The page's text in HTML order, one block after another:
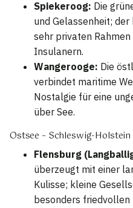
Spiekeroog: Die
und Gelassenheit;
sehr privaten
Insulanern.
Wangerooge: Die
verbindet maritime
Nostalgie für eine
über See.
Ostsee – Schleswig-Holstein
Flensburg
überzeugt mit einer
Kulisse; kleine
besonders friedvollen